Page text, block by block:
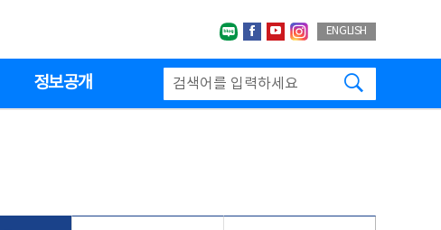
네이버블로그
페이스북
유투브인스타그랩
ENGLISH
정보공개